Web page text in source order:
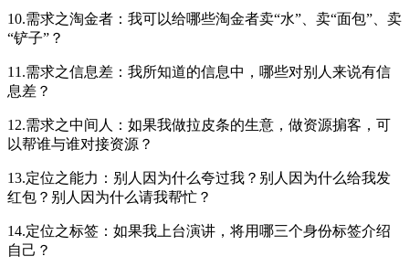
10.需求之淘金者：我可以给哪些淘金者卖“水”、卖“面包”、卖
“铲子”？
11.需求之信息差：我所知道的信息中，哪些对别人来说有信
息差？
12.需求之中间人：如果我做拉皮条的生意，做资源掮客，可
以帮谁与谁对接资源？
13.定位之能力：别人因为什么夸过我？别人因为什么给我发
红包？别人因为什么请我帮忙？
14.定位之标签：如果我上台演讲，将用哪三个身份标签介绍
自己？